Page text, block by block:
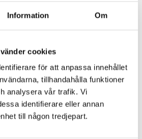
Information Om
cookies
för att anpassa innehållet
tillhandahålla funktioner
analysera vår trafik. Vi
identifierare eller annan
till någon tredjepart.
under Mölndalsån